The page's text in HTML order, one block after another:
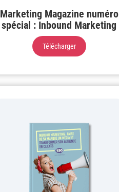
Marketing Magazine numéro
spécial : Inbound Marketing
Télécharger